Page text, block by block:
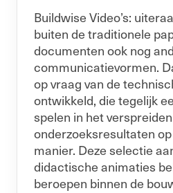
Buildwise Video’s:
buiten de traditionele
documenten ook nog
communicatievormen.
op vraag van de
ontwikkeld, die tegelijk
spelen in het
onderzoeksresultaten
manier. Deze selectie
didactische animaties
beroepen binnen de